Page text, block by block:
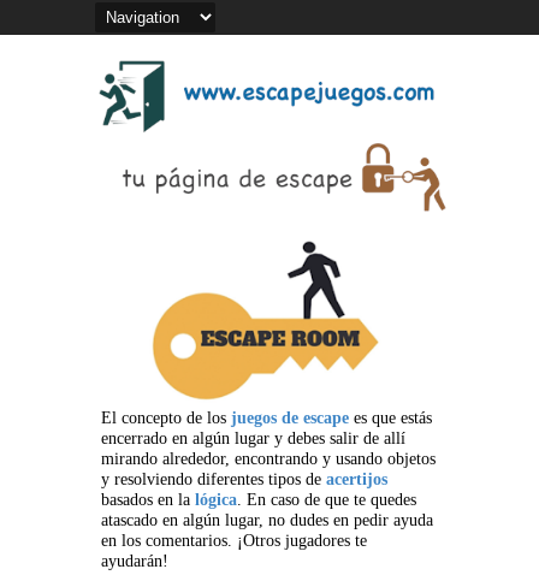
El concepto de los juegos de escape es que estás
encerrado en algún lugar y debes salir de allí
mirando alrededor, encontrando y usando objetos
y resolviendo diferentes tipos de acertijos
basados en la lógica. En caso de que te quedes
atascado en algún lugar, no dudes en pedir ayuda
en los comentarios. ¡Otros jugadores te
ayudarán!